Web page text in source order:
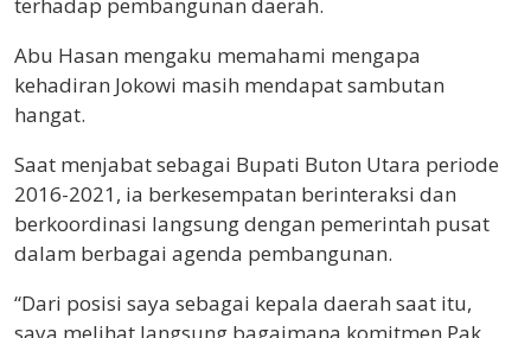
Abu Hasan mengaku memahami mengapa
kehadiran Jokowi masih mendapat sambutan
hangat.
Saat menjabat sebagai Bupati Buton Utara periode
2016-2021, ia berkesempatan berinteraksi dan
berkoordinasi langsung dengan pemerintah pusat
dalam berbagai agenda pembangunan.
“Dari posisi saya sebagai kepala daerah saat itu,
saya melihat langsung bagaimana komitmen Pak